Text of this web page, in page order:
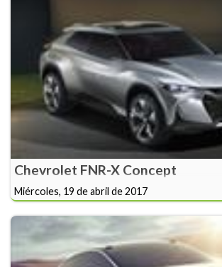
Chevrolet FNR-X Concept
Miércoles, 19 de abril de 2017